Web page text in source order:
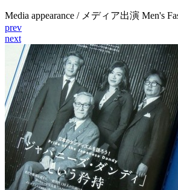
Media appearance / メディア出演 Men's
prev
next